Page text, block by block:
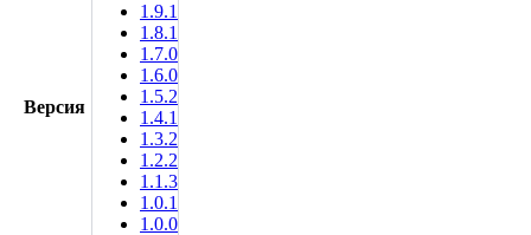
Версия
1.9.1
1.8.1
1.7.0
1.6.0
1.5.2
1.4.1
1.3.2
1.2.2
1.1.3
1.0.1
1.0.0